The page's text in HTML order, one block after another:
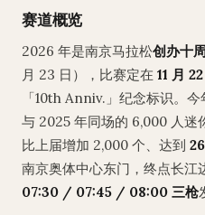
赛道概览
2026 年是南京马拉松创办十
月 23 日），比赛定在 11 月
「10th Anniv.」纪念标识。今
与 2025 年同场的 6,000 人迷
比上届增加 2,000 个、达到
南京奥体中心东门，终点长江
07:30 / 07:45 / 08:00 三枪